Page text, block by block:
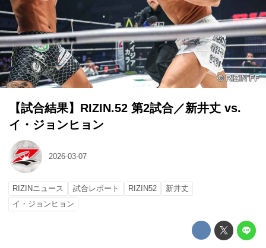
【試合結果】RIZIN.52 第2試合／新井丈 vs.
イ・ジョンヒョン
2026-03-07
RIZINニュース 試合レポート RIZIN52
新井丈
イ・ジョンヒョン